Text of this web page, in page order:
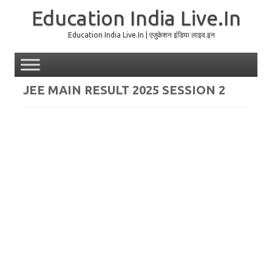
Education India Live.In
Education India Live.In | एजुकेशन इंडिया लाइव.इन
JEE MAIN RESULT 2025 SESSION 2